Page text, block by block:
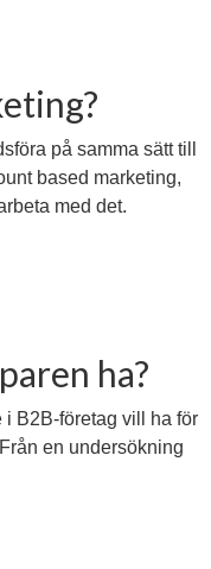
på samma sätt till
based marketing,
med det.
ha?
i B2B-företag vill ha för
en undersökning